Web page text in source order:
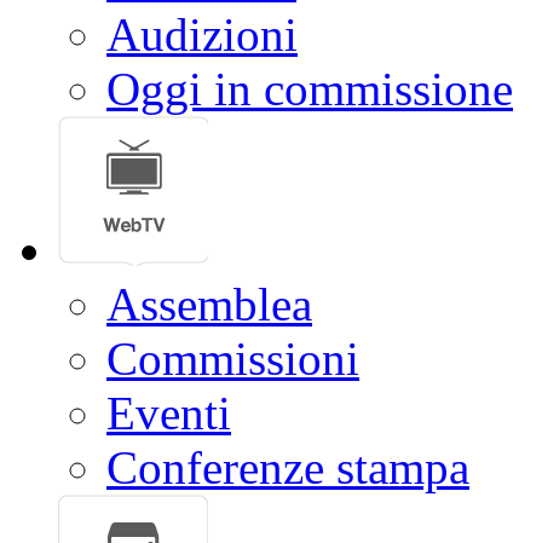
Audizioni
Oggi in commissione
Assemblea
Commissioni
Eventi
Conferenze stampa